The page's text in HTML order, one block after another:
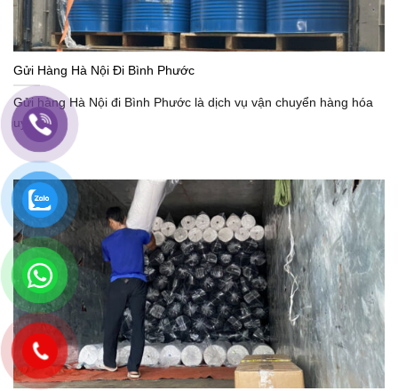
Gửi Hàng Hà Nội Đi Bình Phước
Gửi hàng Hà Nội đi Bình Phước là dịch vụ vận chuyển hàng hóa
uy